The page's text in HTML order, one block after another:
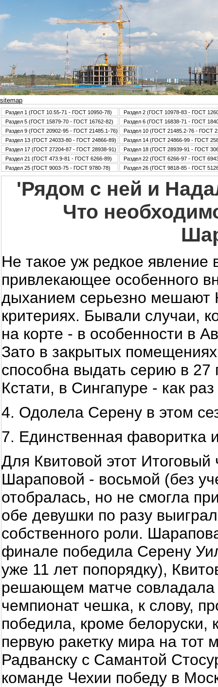
sitemap
Раздел 1 (ГОСТ 10.55-71 - ГОСТ 10950-78)
Раздел 2 (ГОСТ 10978-83 - ГОСТ
Раздел 5 (ГОСТ 15879-70 - ГОСТ 16762-82)
Раздел 6 (ГОСТ 16838-71 - ГОСТ
Раздел 9 (ГОСТ 20902-95 - ГОСТ 21485.1-76)
Раздел 10 (ГОСТ 21485.2-76 - ГОСТ
Раздел 13 (ГОСТ 24033-80 - ГОСТ 24866-89)
Раздел 14 (ГОСТ 24866-99 - ГОСТ
Раздел 17 (ГОСТ 27204-87 - ГОСТ 28938-91)
Раздел 18 (ГОСТ 28939-91 - ГОСТ
Раздел 21 (ГОСТ 473.9-81 - ГОСТ 6266-89)
Раздел 22 (ГОСТ 6266-97 - ГОСТ
Раздел 25 (ГОСТ 9003-75 - ГОСТ 9780-78)
Раздел 26 (ГОСТ 9818-85 - ГОСТ
'Рядом с ней и
Что
Не такое уж редкое явление
привлекающее особенного
дыханием серьезно мешают
критериях. Бывали случаи,
на корте - в особенности в
Зато в закрытых
способна выдать серию в 27
Кстати, в Сингапуре - как
4. Одолела Серену в этом
7. Единственная фаворитка
Для Квитовой этот
Шараповой - восьмой (без
отобралась, но не смогла
обе девушки по разу
собственного роли.
финале победила Серену
уже 11 лет попорядку),
решающем матче совладала
чемпионат чешка, к слову,
победила, кроме
первую ракетку мира на тот
Радванску с Самантой
команде Чехии победу в